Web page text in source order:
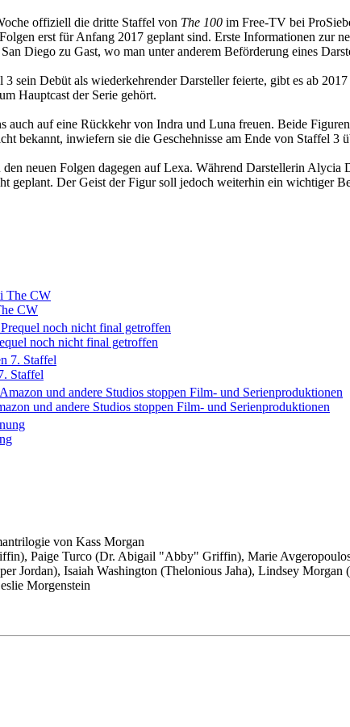
offiziell die dritte Staffel von The 100 im Free-TV bei
erst für Anfang 2017 geplant sind. Erste Informationen zur
Diego zu Gast, wo man unter anderem Beförderung eines
sein Debüt als wiederkehrender Darsteller feierte, gibt es ab
Hauptcast der Serie gehört.
auch auf eine Rückkehr von Indra und Luna freuen. Beide
bekannt, inwiefern sie die Geschehnisse am Ende von Staffel
den neuen Folgen dagegen auf Lexa. Während Darstellerin
geplant. Der Geist der Figur soll jedoch weiterhin ein wichtiger
CW
noch nicht final getroffen
Staffel
und andere Studios stoppen Film- und Serienproduktionen
von Kass Morgan
Paige Turco (Dr. Abigail "Abby" Griffin), Marie
Jordan), Isaiah Washington (Thelonious Jaha), Lindsey Morgan
Morgenstein